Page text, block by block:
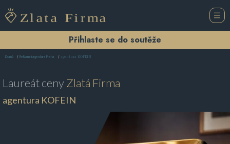
Přihlaste se do soutěže
Domů Reklamní agentura Praha agentura KOFEIN
Laureát cenyZlatá Firma
agentura KOFEIN